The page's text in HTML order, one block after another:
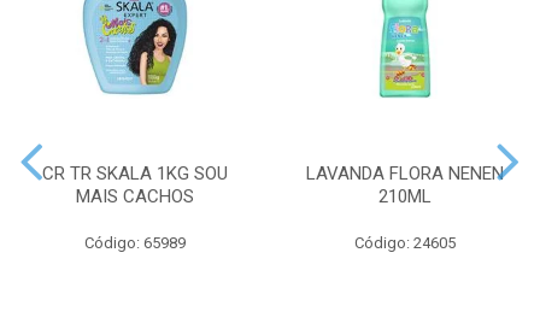
CR TR SKALA 1KG SOU
MAIS CACHOS
Código: 65989
LAVANDA FLORA NENEN
210ML
Código: 24605